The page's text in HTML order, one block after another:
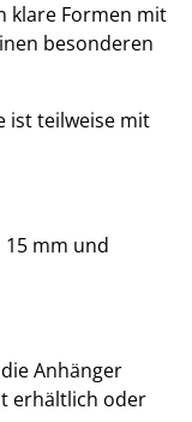
klare Formen mit
besonderen
ist teilweise mit
15 mm und
Anhänger
erhältlich oder